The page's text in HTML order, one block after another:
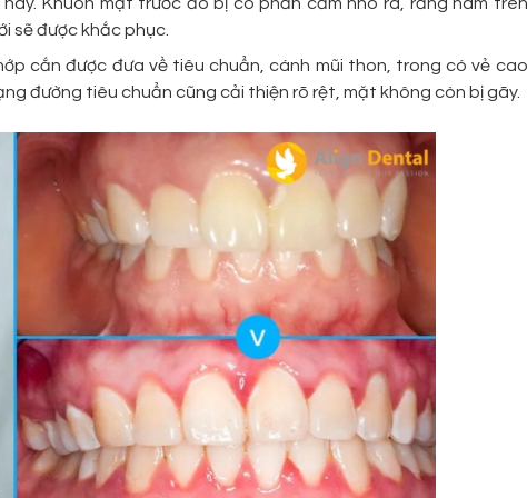
sẽ được khắc phục.
cắn được đưa về tiêu chuẩn, cánh mũi thon, trong có vẻ cao
đường tiêu chuẩn cũng cải thiện rõ rệt, mặt không còn bị gãy.